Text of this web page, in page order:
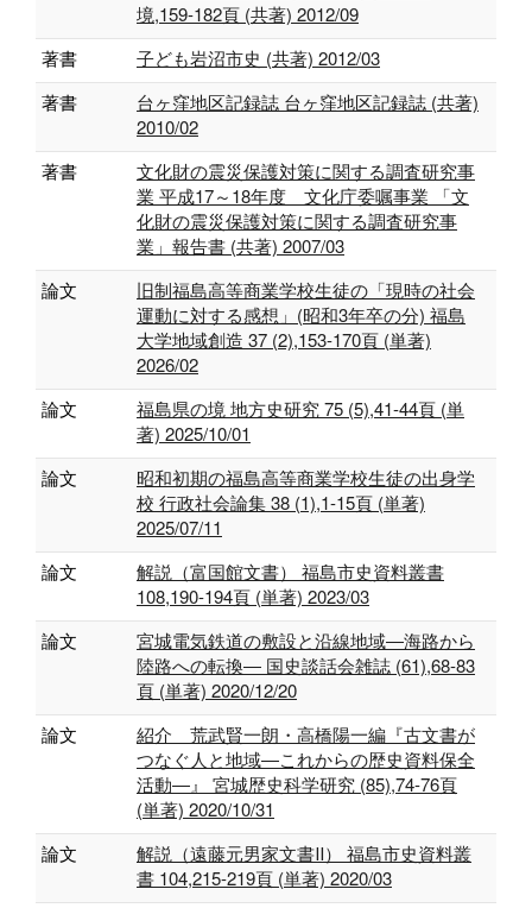
境,159-182頁 (共著) 2012/09
著書
子ども岩沼市史 (共著) 2012/03
著書
台ヶ窪地区記録誌 台ヶ窪地区記録誌 (共著)
2010/02
著書
文化財の震災保護対策に関する調査研究事
業 平成17～18年度 文化庁委嘱事業 「文
化財の震災保護対策に関する調査研究事
業」報告書 (共著) 2007/03
論文
旧制福島高等商業学校生徒の「現時の社会
運動に対する感想」(昭和3年卒の分) 福島
大学地域創造 37 (2),153-170頁 (単著)
2026/02
論文
福島県の境 地方史研究 75 (5),41-44頁 (単
著) 2025/10/01
論文
昭和初期の福島高等商業学校生徒の出身学
校 行政社会論集 38 (1),1-15頁 (単著)
2025/07/11
論文
解説（富国館文書） 福島市史資料叢書
108,190-194頁 (単著) 2023/03
論文
宮城電気鉄道の敷設と沿線地域―海路から
陸路への転換― 国史談話会雑誌 (61),68-83
頁 (単著) 2020/12/20
論文
紹介 荒武賢一朗・高橋陽一編『古文書が
つなぐ人と地域―これからの歴史資料保全
活動―』 宮城歴史科学研究 (85),74-76頁
(単著) 2020/10/31
論文
解説（遠藤元男家文書Ⅱ） 福島市史資料叢
書 104,215-219頁 (単著) 2020/03